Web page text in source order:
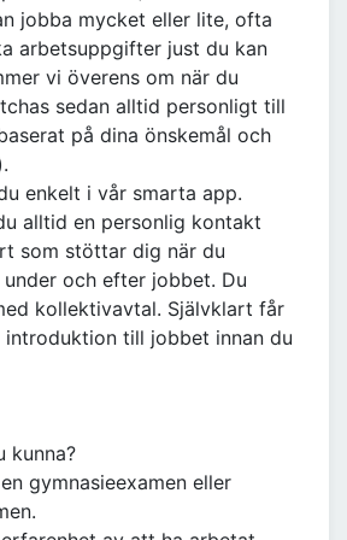
jobba mycket eller lite, ofta
arbetsuppgifter just du kan
vi överens om när du
sedan alltid personligt till
på dina önskemål och
enkelt i vår smarta app.
alltid en personlig kontakt
som stöttar dig när du
och efter jobbet. Du
kollektivavtal. Självklart får
till jobbet innan du
kunna?
gymnasieexamen eller